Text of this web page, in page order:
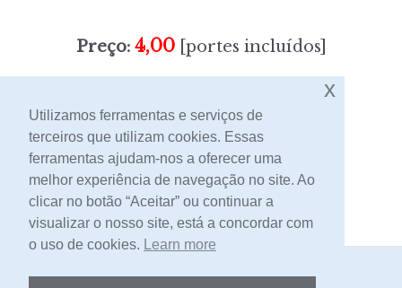
Preço: 4,00[portes incluídos]
Sem stock
Contacto
2026 -Livraria Egrégora
Utilizamos ferramentas e serviços de
terceiros que utilizam cookies. Essas
ferramentas ajudam-nos a oferecer uma
melhor experiência de navegação no site. Ao
clicar no botão “Aceitar” ou continuar a
visualizar o nosso site, está a concordar com
o uso de cookies. Learn more
x